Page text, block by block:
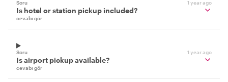
Soru 1 year ago
Is hotel or station pickup included?
cevabı gör
Soru 1 year ago
Is airport pickup available?
cevabı gör